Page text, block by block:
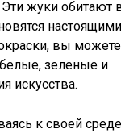
жуки обитают
настоящими
вы
зеленые и
искусства.
к своей среде